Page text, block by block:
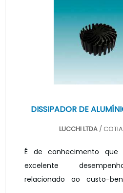
é aplicada por aderência,
tanto adesivo dupla face
parte posterior para
posterior, que devem ser
DISSIPADOR DE
LUCCHI LTDA /
É de conhecimento que
excelente
relacionado ao custo-